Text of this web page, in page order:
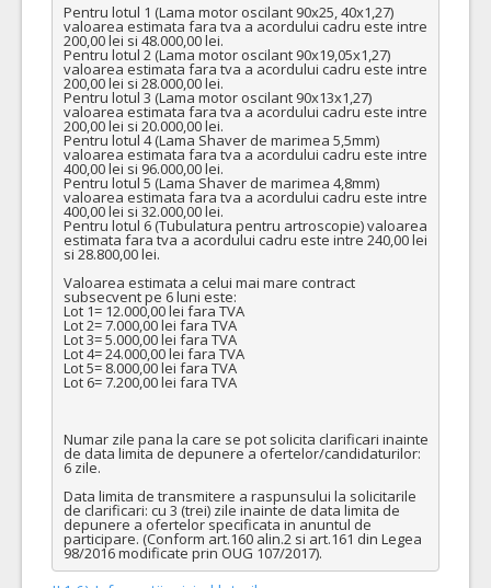
Pentru lotul 1 (Lama motor oscilant 90x25, 40x1,27)
valoarea estimata fara tva a acordului cadru este intre
200,00 lei si 48.000,00 lei.
Pentru lotul 2 (Lama motor oscilant 90x19,05x1,27)
valoarea estimata fara tva a acordului cadru este intre
200,00 lei si 28.000,00 lei.
Pentru lotul 3 (Lama motor oscilant 90x13x1,27)
valoarea estimata fara tva a acordului cadru este intre
200,00 lei si 20.000,00 lei.
Pentru lotul 4 (Lama Shaver de marimea 5,5mm)
valoarea estimata fara tva a acordului cadru este intre
400,00 lei si 96.000,00 lei.
Pentru lotul 5 (Lama Shaver de marimea 4,8mm)
valoarea estimata fara tva a acordului cadru este intre
400,00 lei si 32.000,00 lei.
Pentru lotul 6 (Tubulatura pentru artroscopie) valoarea
estimata fara tva a acordului cadru este intre 240,00 lei
si 28.800,00 lei.
Valoarea estimata a celui mai mare contract
subsecvent pe 6 luni este:
Lot 1= 12.000,00 lei fara TVA
Lot 2= 7.000,00 lei fara TVA
Lot 3= 5.000,00 lei fara TVA
Lot 4= 24.000,00 lei fara TVA
Lot 5= 8.000,00 lei fara TVA
Lot 6= 7.200,00 lei fara TVA
Numar zile pana la care se pot solicita clarificari inainte
de data limita de depunere a ofertelor/candidaturilor:
6 zile.
Data limita de transmitere a raspunsului la solicitarile
de clarificari: cu 3 (trei) zile inainte de data limita de
depunere a ofertelor specificata in anuntul de
participare. (Conform art.160 alin.2 si art.161 din Legea
98/2016 modificate prin OUG 107/2017).